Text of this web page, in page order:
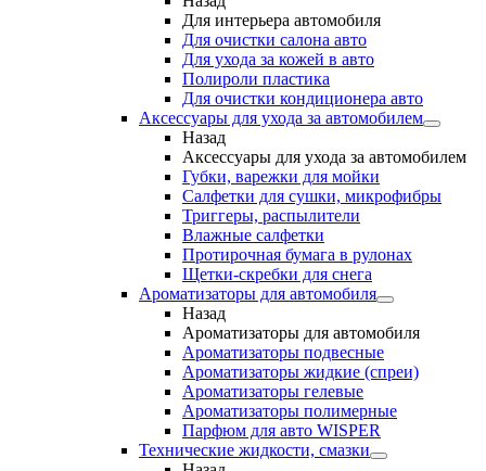
Для интерьера автомобиля
Для очистки салона авто
Для ухода за кожей в авто
Полироли пластика
Для очистки кондиционера авто
Аксессуары для ухода за автомобилем
Назад
Аксессуары для ухода за автомобилем
Губки, варежки для мойки
Салфетки для сушки, микрофибры
Триггеры, распылители
Влажные салфетки
Протирочная бумага в рулонах
Щетки-скребки для снега
Ароматизаторы для автомобиля
Назад
Ароматизаторы для автомобиля
Ароматизаторы подвесные
Ароматизаторы жидкие (спреи)
Ароматизаторы гелевые
Ароматизаторы полимерные
Парфюм для авто WISPER
Технические жидкости, смазки